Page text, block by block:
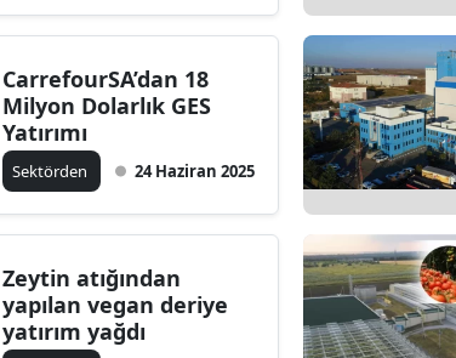
CarrefourSA’dan 18
Milyon Dolarlık GES
Yatırımı
Sektörden 24 Haziran 2025
Zeytin atığından
yapılan vegan deriye
yatırım yağdı